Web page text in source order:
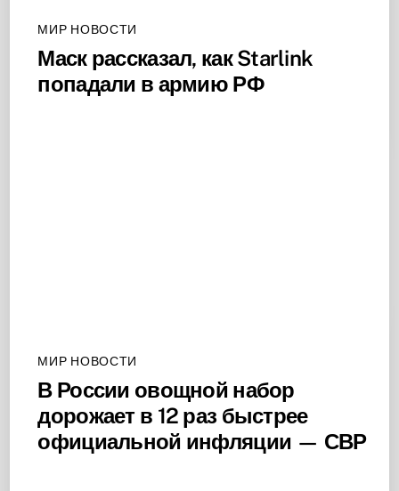
МИР НОВОСТИ
Маск рассказал, как Starlink
попадали в армию РФ
МИР НОВОСТИ
В России овощной набор
дорожает в 12 раз быстрее
официальной инфляции — СВР